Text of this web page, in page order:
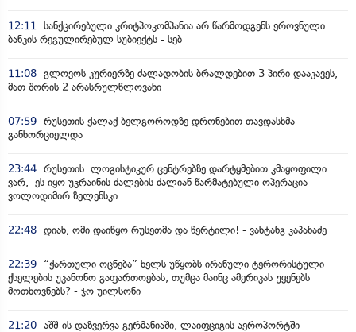
12:11 სანქცირებული კრიტპოკომპანია არ წარმოდგენს ეროვნული
ბანკის რეგულირებულ სუბიექტს - სებ
11:08 გლოვოს კურიერზე ძალადობის ბრალდებით 3 პირი დააკავეს,
მათ შორის 2 არასრულწლოვანი
07:59 რუსეთის ქალაქ ბელგოროდზე დრონებით თავდასხმა
განხორციელდა
23:44 რუსეთის ლოგისტიკურ ცენტრებზე დარტყმებით კმაყოფილი
ვარ, ეს იყო უკრაინის ძალების ძალიან წარმატებული ოპერაცია -
ვოლოდიმირ ზელენსკი
22:48 დიახ, ომი დაიწყო რუსეთმა და წერტილი! - ვახტანგ კაპანაძე
22:39
“ქართული ოცნება” ხელს უწყობს ირანული ტერორისტული
ქსელების უკანონო გაფართოებას, თუმცა მაინც ამერიკას უყენებს
მოთხოვნებს? - ჯო უილსონი
21:20 აშშ-ის დაზვერვა გერმანიაში, ლაიფციგის აეროპორტში